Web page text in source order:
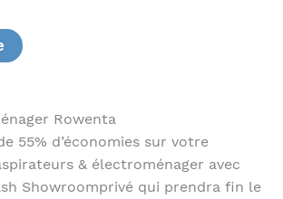
Rowenta
55% d’économies sur votre
& électroménager avec
Showroomprivé qui prendra fin le